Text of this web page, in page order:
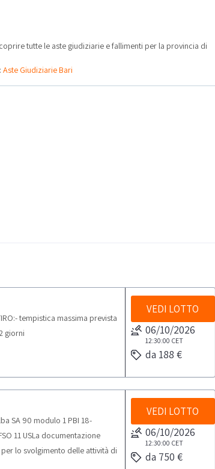
tutte le aste giudiziarie e fallimenti per la provincia di
Aste Giudiziarie Bari
tempistica massima prevista
giorni
VEDI LOTTO
06/10/2026
12:30:00 CET
da 188 €
SA 90 modulo 1 PBI 18-
11 USLa documentazione
per lo svolgimento delle attività di
VEDI LOTTO
06/10/2026
12:30:00 CET
da 750 €